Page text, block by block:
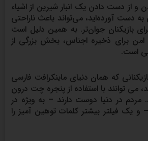
و از دست دادن یک انبار شیرین از اشیاء
دست آورده‌اید، می‌تواند باعث ناراحتی
بازیکنان جوان‌تر. به همین دلیل است
برای ذخیره اجناس، بخش بزرگی از
است.
که همان دنیای ماینکرافت فارسی
می توانند با استفاده از پنجره چت درون
مردم در دنیا دوست دارند – به ویژه در
یک فیلتر بیشتر کلمات توهین آمیز را